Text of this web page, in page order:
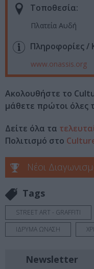
Τοποθεσία:
Πλατεία Αυδή
Πληροφορίες /
www.onassis.org
Ακολουθήστε το
μάθετε πρώτοι όλες
Δείτε όλα τα
Πολιτισμό στο
Νέοι
Tags
STREET ART - GRAFFITI
ΙΔΡΥΜΑ ΩΝΑΣΗ
Newsletter